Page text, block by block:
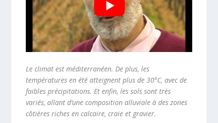
Le climat est méditerranéen. De plus, les
températures en été atteignent plus de 30°C, avec de
faibles précipitations. Et enfin, les sols sont très
variés, allant d’une composition alluviale à des zones
côtières riches en calcaire, craie et gravier.